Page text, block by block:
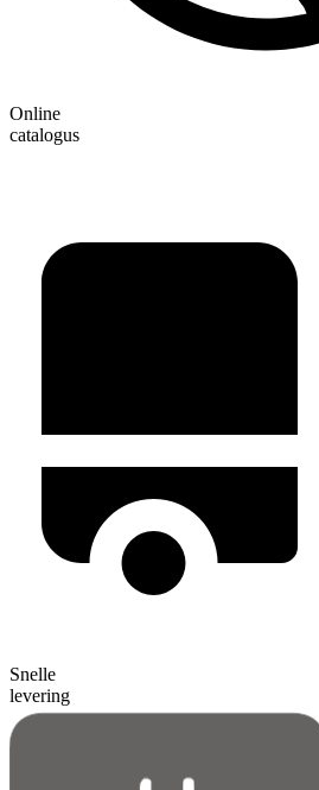
Online
catalogus
Snelle
levering